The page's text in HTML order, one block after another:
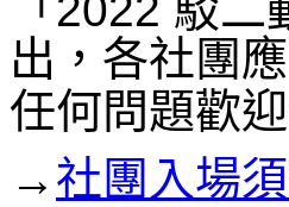
「2022 駁
出，各社團
任何問題歡
→ 社團入場